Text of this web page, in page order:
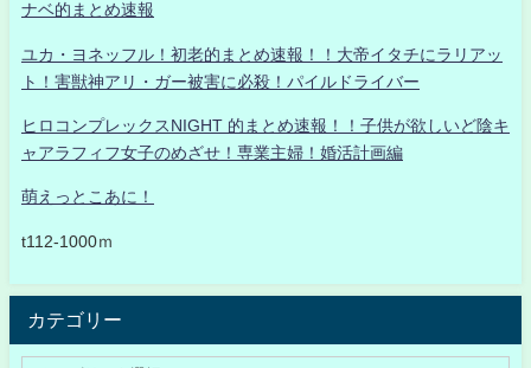
ナベ的まとめ速報
ユカ・ヨネッフル！初老的まとめ速報！！大帝イタチにラリアッ
ト！害獣神アリ・ガー被害に必殺！パイルドライバー
ヒロコンプレックスNIGHT 的まとめ速報！！子供が欲しいど陰キ
ャアラフィフ女子のめざせ！専業主婦！婚活計画編
萌えっとこあに！
t112-1000ｍ
カテゴリー